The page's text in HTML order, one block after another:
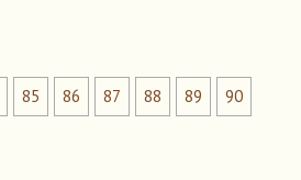
85 86 87 88 89
90